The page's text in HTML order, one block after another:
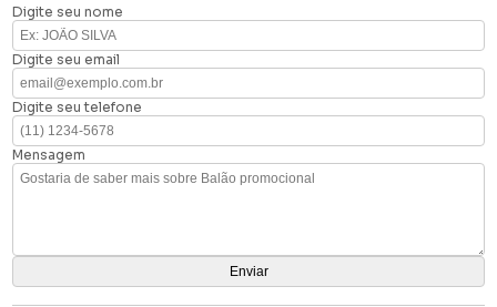
Digite seu nome
Digite seu email
Digite seu telefone
Mensagem